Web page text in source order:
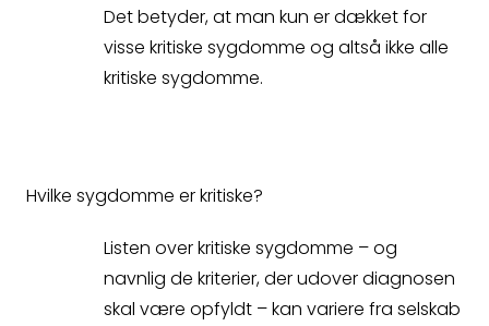
Det betyder, at man kun er dækket for
visse kritiske sygdomme og altså ikke alle
kritiske sygdomme.
Hvilke sygdomme er kritiske?
Listen over kritiske sygdomme – og
navnlig de kriterier, der udover diagnosen
skal være opfyldt – kan variere fra selskab